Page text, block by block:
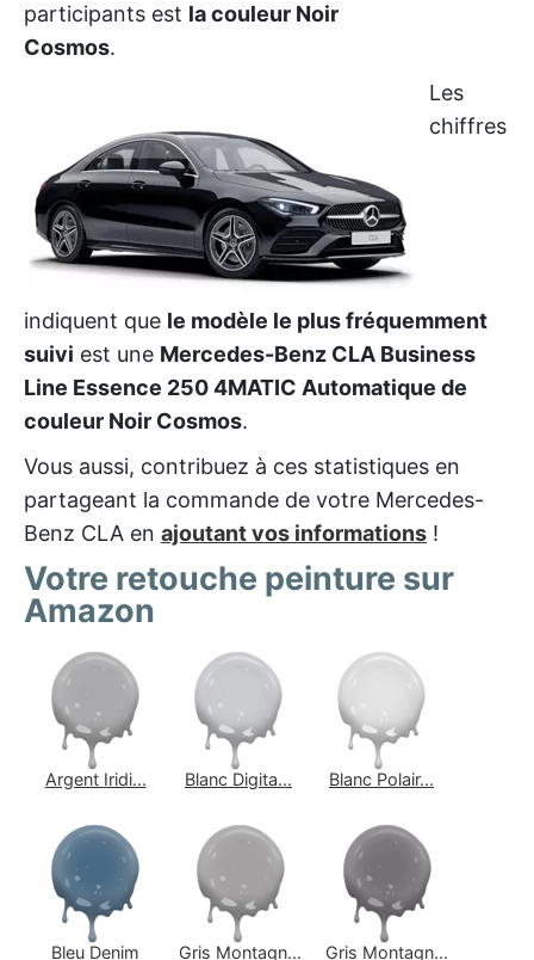
participants est la couleur Noir
Cosmos.
Les
chiffres
indiquent que le modèle le plus fréquemment
suivi est une Mercedes-Benz CLA Business
Line Essence 250 4MATIC Automatique de
couleur Noir Cosmos.
Vous aussi, contribuez à ces statistiques en
partageant la commande de votre Mercedes-
Benz CLA en ajoutant vos informations !
Votre retouche peinture sur
Amazon
Argent Iridi... Blanc Digita... Blanc Polair...
Bleu Denim Gris Montagn... Gris Montagn...